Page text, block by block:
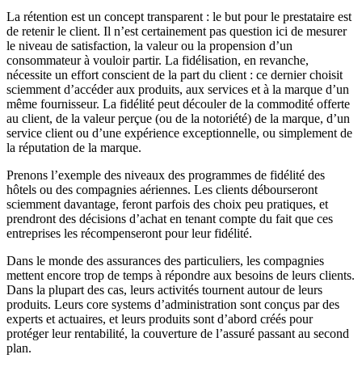
La rétention est un concept transparent : le but pour le prestataire est
de retenir le client. Il n’est certainement pas question ici de mesurer
le niveau de satisfaction, la valeur ou la propension d’un
consommateur à vouloir partir. La fidélisation, en revanche,
nécessite un effort conscient de la part du client : ce dernier choisit
sciemment d’accéder aux produits, aux services et à la marque d’un
même fournisseur. La fidélité peut découler de la commodité offerte
au client, de la valeur perçue (ou de la notoriété) de la marque, d’un
service client ou d’une expérience exceptionnelle, ou simplement de
la réputation de la marque.
Prenons l’exemple des niveaux des programmes de fidélité des
hôtels ou des compagnies aériennes. Les clients débourseront
sciemment davantage, feront parfois des choix peu pratiques, et
prendront des décisions d’achat en tenant compte du fait que ces
entreprises les récompenseront pour leur fidélité.
Dans le monde des assurances des particuliers, les compagnies
mettent encore trop de temps à répondre aux besoins de leurs clients.
Dans la plupart des cas, leurs activités tournent autour de leurs
produits. Leurs core systems d’administration sont conçus par des
experts et actuaires, et leurs produits sont d’abord créés pour
protéger leur rentabilité, la couverture de l’assuré passant au second
plan.